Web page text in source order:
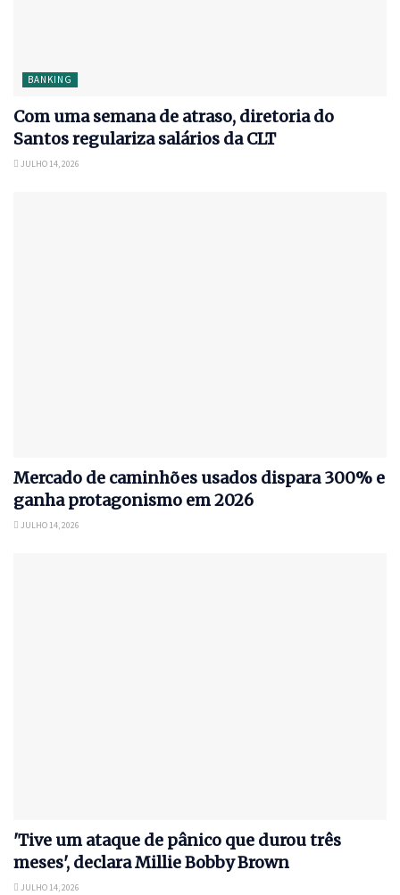
BANKING
Com uma semana de atraso, diretoria do
Santos regulariza salários da CLT
JULHO 14, 2026
Mercado de caminhões usados dispara 300% e
ganha protagonismo em 2026
JULHO 14, 2026
'Tive um ataque de pânico que durou três
meses', declara Millie Bobby Brown
JULHO 14, 2026